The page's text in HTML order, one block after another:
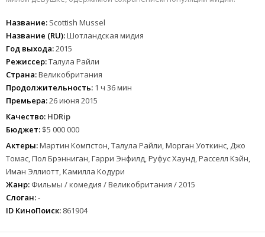
Название: Scottish Mussel
Название (RU):Шотландская мидия
Год выхода:2015
Режиссер:Талула Райли
Страна:Великобритания
Продолжительность: 1 ч 36 мин
Премьера:26 июня 2015
Качество: HDRip
Бюджет: $5 000 000
Актеры:Мартин Компстон, Талула Райли, Морган Уоткинс, Джо
Томас, Пол Брэнниган, Гарри Энфилд, Руфус Хаунд, Расселл Кэйн,
Иман Эллиотт, Камилла Кодури
Жанр: Фильмы / комедия / Великобритания / 2015
Слоган:-
ID КиноПоиск: 861904